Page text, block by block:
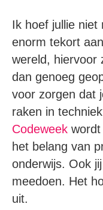
Ik hoef jullie niet
enorm tekort
wereld, hiervoor
dan genoeg
voor zorgen dat
raken in
Codeweek
het belang van
onderwijs. Ook
meedoen. Het
uit.